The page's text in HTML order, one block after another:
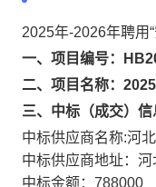
2025年-2026年聘用
一、项目编号：
二、项目名称：
三、中标（成交）信
中标供应商名称:河
中标供应商地址：
中标金额：788000